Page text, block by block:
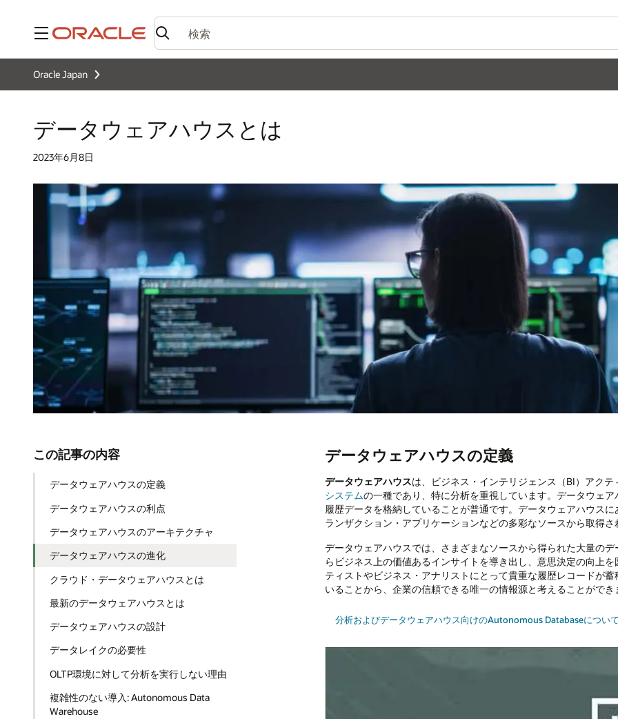
メニュー
Oracle Japan
データウェアハウスとは
2023年6月8日
この記事の内容
データウェアハウスの定義
データウェアハウスの利点
データウェアハウスのアーキテクチャ
データウェアハウスの進化
クラウド・データウェアハウスとは
最新のデータウェアハウスとは
データウェアハウスの設計
データレイクの必要性
OLTP環境に対して分析を実行しない理由
複雑性のない導入: Autonomous Data
Warehouse
データウェアハウスの定義
データウェアハウスは、ビジネス・インテリジェンス（BI）アク
システムの一種であり、特に分析を重視しています。データウェ
履歴データを格納していることが普通です。データウェアハウス
ランザクション・アプリケーションなどの多彩なソースから取得
データウェアハウスでは、さまざまなソースから得られた大量の
らビジネス上の価値あるインサイトを導き出し、意思決定の向上
ティストやビジネス・アナリストにとって貴重な履歴レコードが
いることから、企業の信頼できる唯一の情報源と考えることができ
分析およびデータウェアハウス向けのAutonomous Databaseについ